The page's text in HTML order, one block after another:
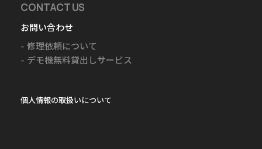
CONTACT US
お問い合わせ
修理依頼について
デモ機無料貸出しサービス
個人情報の取扱いについて